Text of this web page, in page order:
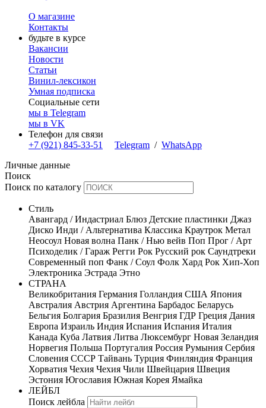
О магазине
Контакты
будьте в курсе
Вакансии
Новости
Статьи
Винил-лексикон
Умная подписка
Социальные сети
мы в Telegram
мы в VK
Телефон для связи
+7 (921) 845-33-51
Telegram / WhatsApp
Личные данные
Поиск
Поиск по каталогу
Стиль
Авангард / Индастриал Блюз Детские пластинки Джаз
Диско Инди / Альтернатива Классика Краутрок Метал
Неосоул Новая волна Панк / Нью вейв Поп Прог / Арт
Психоделик / Гараж Регги Рок Русский рок Саундтреки
Современный поп Фанк / Соул Фолк Хард Рок Хип-Хоп
Электроника Эстрада Этно
СТРАНА
Великобритания Германия Голландия США Япония
Австралия Австрия Аргентина Барбадос Беларусь
Бельгия Болгария Бразилия Венгрия ГДР Греция Дания
Европа Израиль Индия Испания Испания Италия
Канада Куба Латвия Литва Люксембург Новая Зеландия
Норвегия Польша Португалия Россия Румыния Сербия
Словения СССР Тайвань Турция Финляндия Франция
Хорватия Чехия Чехия Чили Швейцария Швеция
Эстония Югославия Южная Корея Ямайка
ЛЕЙБЛ
Поиск лейбла